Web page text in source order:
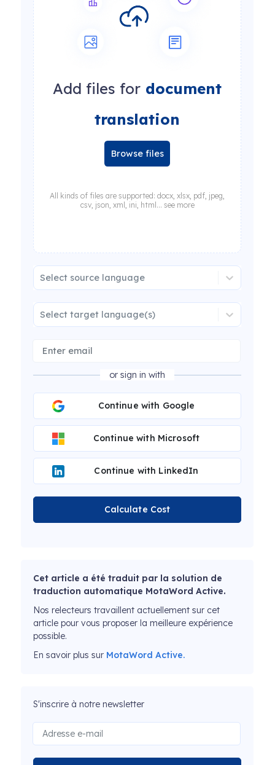
Add files for document
translation
Browse files
All kinds of files are supported: docx, xlsx, pdf, jpeg,
csv, json, xml, ini, html... see more
Select source language
Select target language(s)
or sign in with
Continue with Google
Continue with Microsoft
Continue with LinkedIn
Calculate Cost
Cet article a été traduit par la solution de
traduction automatique MotaWord Active.
Nos relecteurs travaillent actuellement sur cet
article pour vous proposer la meilleure expérience
possible.
En savoir plus sur MotaWord Active.
S'inscrire à notre newsletter